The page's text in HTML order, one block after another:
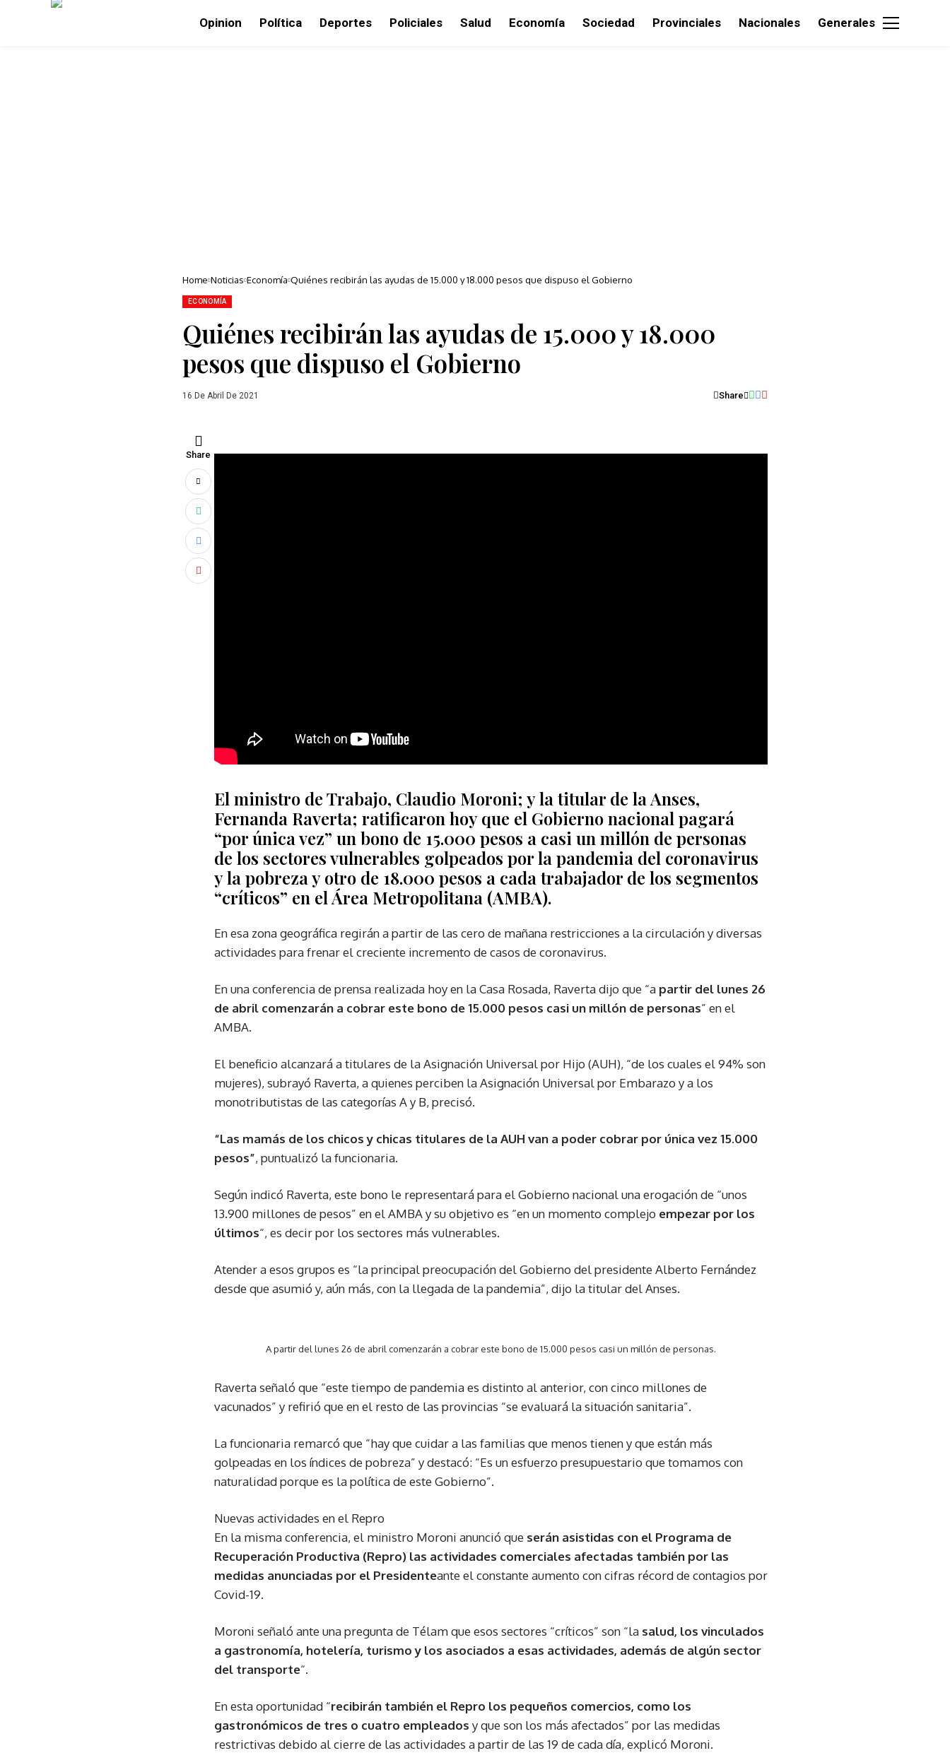
Opinion Política Deportes Policiales Salud Economía Sociedad Provinciales Nacionales Generales
Home Noticias Economía Quiénes recibirán las ayudas de 15.000 y 18.000 pesos que dispuso el Gobierno
ECONOMÍA
Quiénes recibirán las ayudas de 15.000 y 18.000
pesos que dispuso el Gobierno
16 De Abril De 2021 Share
Share
El ministro de Trabajo, Claudio Moroni; y la titular de la Anses,
Fernanda Raverta; ratificaron hoy que el Gobierno nacional pagará
“por única vez” un bono de 15.000 pesos a casi un millón de personas
de los sectores vulnerables golpeados por la pandemia del coronavirus
y la pobreza y otro de 18.000 pesos a cada trabajador de los segmentos
“críticos” en el Área Metropolitana (AMBA).
En esa zona geográfica regirán a partir de las cero de mañana restricciones a la circulación y diversas
actividades para frenar el creciente incremento de casos de coronavirus.
En una conferencia de prensa realizada hoy en la Casa Rosada, Raverta dijo que “a partir del lunes 26
de abril comenzarán a cobrar este bono de 15.000 pesos casi un millón de personas” en el
AMBA.
El beneficio alcanzará a titulares de la Asignación Universal por Hijo (AUH), “de los cuales el 94% son
mujeres), subrayó Raverta, a quienes perciben la Asignación Universal por Embarazo y a los
monotributistas de las categorías A y B, precisó.
“Las mamás de los chicos y chicas titulares de la AUH van a poder cobrar por única vez 15.000
pesos”, puntualizó la funcionaria.
Según indicó Raverta, este bono le representará para el Gobierno nacional una erogación de “unos
13.900 millones de pesos” en el AMBA y su objetivo es “en un momento complejo empezar por los
últimos“, es decir por los sectores más vulnerables.
Atender a esos grupos es “la principal preocupación del Gobierno del presidente Alberto Fernández
desde que asumió y, aún más, con la llegada de la pandemia”, dijo la titular del Anses.
A partir del lunes 26 de abril comenzarán a cobrar este bono de 15.000 pesos casi un millón de personas.
Raverta señaló que “este tiempo de pandemia es distinto al anterior, con cinco millones de
vacunados” y refirió que en el resto de las provincias “se evaluará la situación sanitaria”.
La funcionaria remarcó que “hay que cuidar a las familias que menos tienen y que están más
golpeadas en los índices de pobreza” y destacó: “Es un esfuerzo presupuestario que tomamos con
naturalidad porque es la política de este Gobierno”.
Nuevas actividades en el Repro
En la misma conferencia, el ministro Moroni anunció que serán asistidas con el Programa de
Recuperación Productiva (Repro) las actividades comerciales afectadas también por las
medidas anunciadas por el Presidenteante el constante aumento con cifras récord de contagios por
Covid-19.
Moroni señaló ante una pregunta de Télam que esos sectores “críticos” son “la salud, los vinculados
a gastronomía, hotelería, turismo y los asociados a esas actividades, además de algún sector
del transporte“.
En esta oportunidad “recibirán también el Repro los pequeños comercios, como los
gastronómicos de tres o cuatro empleados y que son los más afectados” por las medidas
restrictivas debido al cierre de las actividades a partir de las 19 de cada día, explicó Moroni.